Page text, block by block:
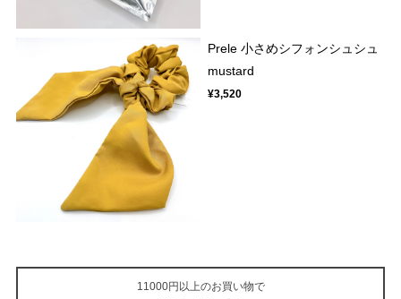
Prele 小さめシフォンシュシュ
mustard
¥3,520
11000円以上のお買い物で